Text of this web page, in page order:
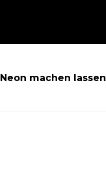
Neon machen lassen